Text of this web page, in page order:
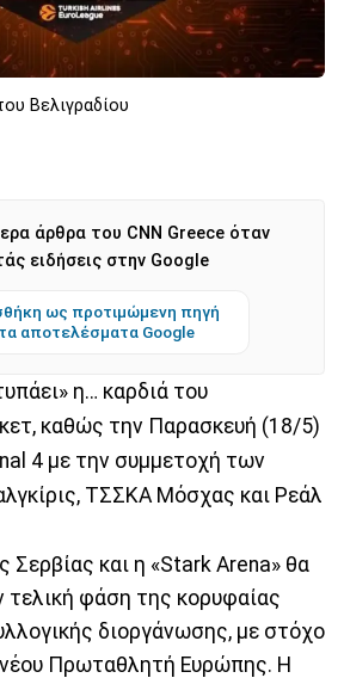
Βελιγραδίου
άρθρα του CNN Greece όταν
ειδήσεις στην Google
ως προτιμώμενη πηγή
αποτελέσματα Google
η… καρδιά του
καθώς την Παρασκευή (18/5)
4 με την συμμετοχή των
ΤΣΣΚΑ Μόσχας και Ρεάλ
και η «Stark Arena» θα
τελική φάση της κορυφαίας
διοργάνωσης, με στόχο
νέου Πρωταθλητή Ευρώπης. Η